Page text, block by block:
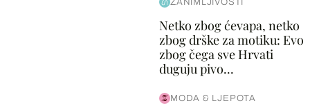
ZANIMLJIVOSTI
Netko zbog ćevapa, netko
zbog drške za motiku: Evo
zbog čega sve Hrvati
duguju pivo...
MODA & LJEPOTA